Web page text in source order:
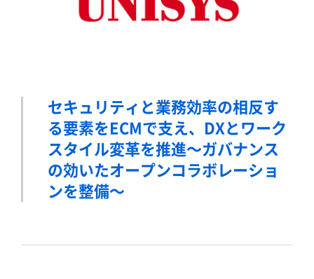
セキュリティと業務効率の相反す
る要素をECMで支え、 DXとワーク
スタイル変革を推進～ガバナンス
の効いたオープンコラボレーショ
ンを整備～